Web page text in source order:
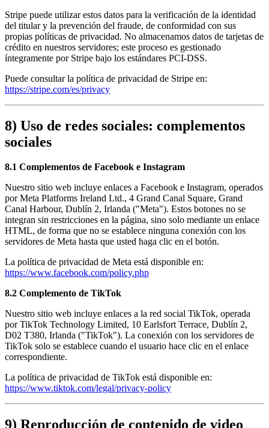
Stripe puede utilizar estos datos para la verificación de la identidad
del titular y la prevención del fraude, de conformidad con sus
propias políticas de privacidad. No almacenamos datos de tarjetas de
crédito en nuestros servidores; este proceso es gestionado
íntegramente por Stripe bajo los estándares PCI-DSS.
Puede consultar la política de privacidad de Stripe en:
https://stripe.com/es/privacy
8) Uso de redes sociales: complementos
sociales
8.1 Complementos de Facebook e Instagram
Nuestro sitio web incluye enlaces a Facebook e Instagram, operados
por Meta Platforms Ireland Ltd., 4 Grand Canal Square, Grand
Canal Harbour, Dublín 2, Irlanda ("Meta"). Estos botones no se
integran sin restricciones en la página, sino solo mediante un enlace
HTML, de forma que no se establece ninguna conexión con los
servidores de Meta hasta que usted haga clic en el botón.
La política de privacidad de Meta está disponible en:
https://www.facebook.com/policy.php
8.2 Complemento de TikTok
Nuestro sitio web incluye enlaces a la red social TikTok, operada
por TikTok Technology Limited, 10 Earlsfort Terrace, Dublín 2,
D02 T380, Irlanda ("TikTok"). La conexión con los servidores de
TikTok solo se establece cuando el usuario hace clic en el enlace
correspondiente.
La política de privacidad de TikTok está disponible en:
https://www.tiktok.com/legal/privacy-policy
9) Reproducción de contenido de video